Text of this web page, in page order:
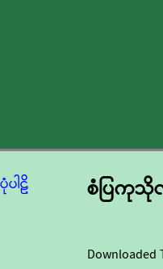
ါဠိ
စံပြကုသို
Downloaded